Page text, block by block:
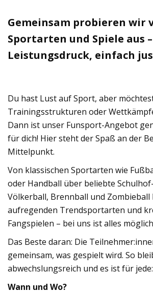
Gemeinsam probieren wir
Sportarten und Spiele aus
Leistungsdruck, einfach
Du hast Lust auf Sport, aber
Trainingsstrukturen oder
Dann ist unser Funsport-Angebot
für dich! Hier steht der Spaß an der
Mittelpunkt.
Von klassischen Sportarten wie
oder Handball über beliebte
Völkerball, Brennball und Zombieball
aufregenden Trendsportarten und
Fangspielen – bei uns ist alles
Das Beste daran: Die
gemeinsam, was gespielt wird. So
abwechslungsreich und es ist für
Wann und Wo?